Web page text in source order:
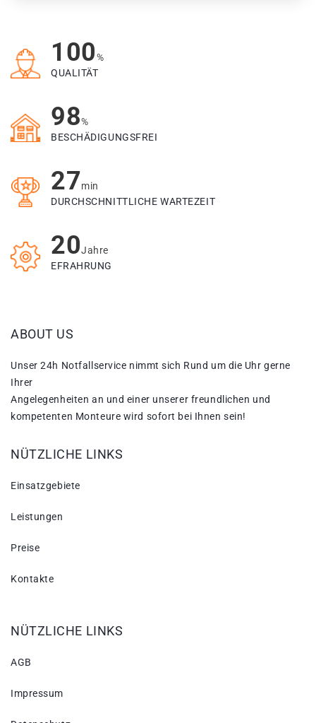
100%
QUALITÄT
98%
BESCHÄDIGUNGSFREI
27min
DURCHSCHNITTLICHE WARTEZEIT
20Jahre
EFRAHRUNG
ABOUT US
Unser 24h Notfallservice nimmt sich Rund um die Uhr gerne
Ihrer
Angelegenheiten an und einer unserer freundlichen und
kompetenten Monteure wird sofort bei Ihnen sein!
NÜTZLICHE LINKS
Einsatzgebiete
Leistungen
Preise
Kontakte
NÜTZLICHE LINKS
AGB
Impressum